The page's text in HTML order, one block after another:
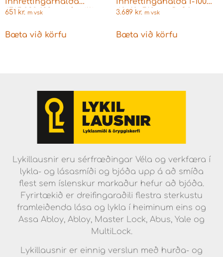
6765.032 128mm á milli
651 kr. m vsk
Bæta við körfu
40x10x512mm Ryðfr
3.689 kr. m vsk
Bæta við körfu
Lykillausnir eru sérfræðingar Véla og verkfæra í
lykla- og lásasmíði og bjóða upp á að smíða
flest sem íslenskur markaður hefur að bjóða.
Fyrirtækið er dreifingaraðili flestra sterkustu
framleiðenda lása og lykla í heiminum eins og
Assa Abloy, Abloy, Master Lock, Abus, Yale og
MultiLock.
Lykillausnir er einnig verslun með hurða- og